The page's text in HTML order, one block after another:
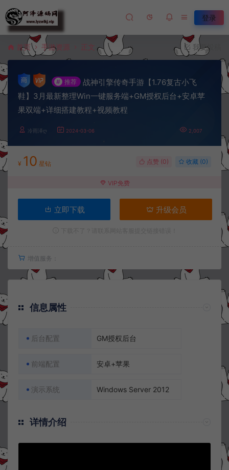
登录
首页 手游资源 正文 我要投稿
# 推荐
战神引擎传奇手游【1.76复古小飞
鞋】3月最新整理Win一键服务端+GM授权后台+安卓苹
果双端+详细搭建教程+视频教程
冷雨泽ღ 2024-03-06 2,007
¥ 10 星钻 点赞 (0) 收藏 (0)
VIP免费
立即下载 升级会员
增值服务：
信息属性
后台配置 GM授权后台
前端配置 安卓+苹果
演示系统 Windows Server 2012
详情介绍